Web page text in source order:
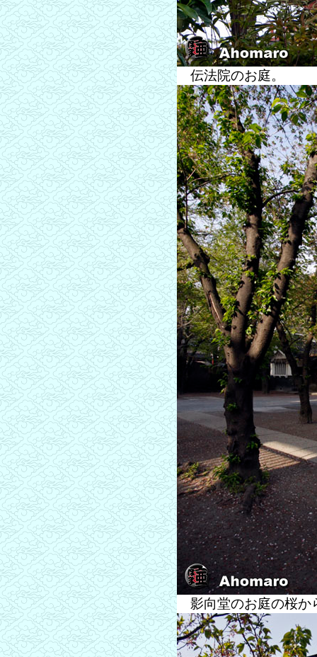
伝法院のお庭。
影向堂のお庭の桜か